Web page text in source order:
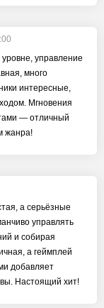
управление
много
интересные,
Мгновения
— отличный
жанра!
а серьёзные
управлять
и собирая
а геймплей
добавляет
Настоящий хит!